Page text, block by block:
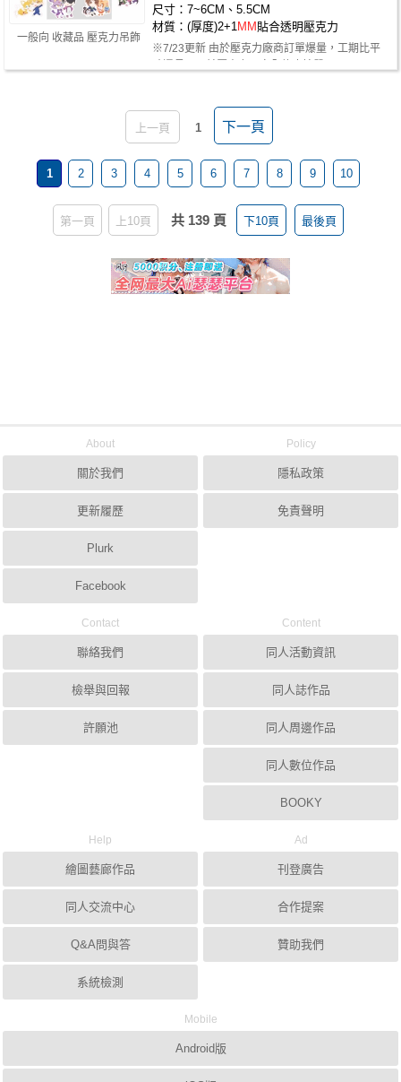
一般向 收藏品 壓克力吊飾
尺寸：7~6CM、5.5CM
材質：(厚度)2+1MM 貼合透明壓克力
※7/23更新 由於壓克力廠商訂單爆量，工期比平
上一頁 1 下一頁
1 2 3 4 5 6 7 8 9 10
第一頁 上10頁 共 139 頁 下10頁 最後頁
About
關於我們
更新履歷
Plurk
Facebook
Policy
隱私政策
免責聲明
Contact
聯絡我們
檢舉與回報
許願池
Content
同人活動資訊
同人誌作品
同人周邊作品
同人數位作品
BOOKY
Help
繪圖藝廊作品
同人交流中心
Q&A問與答
系統檢測
Ad
刊登廣告
合作提案
贊助我們
Mobile
Android版